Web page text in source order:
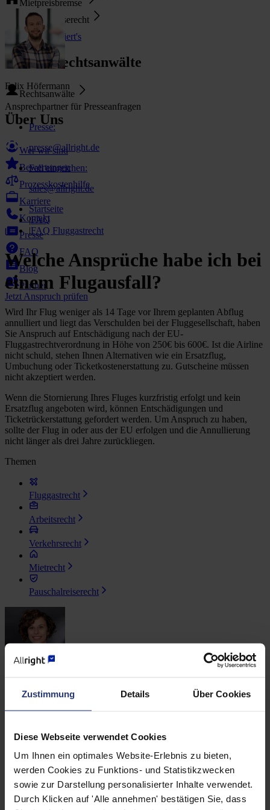
Zustimmung Details Über Cookies
Diese Webseite verwendet Cookies
Um Ihnen ein optimales Website-Erlebnis zu bieten,
werden Cookies zu Funktions- und Statistikzwecken
sowie zur Darstellung personalisierter Inhalte verwendet.
Durch Klicken auf 'Alle annehmen' bestätigen Sie, dass
Mietpreisbremse
Pauschalreiserecht
So funktioniert's
Unsere Rechtsanwälte
Rechtsanwälte
Über Uns
Wer wir sind
Bewertungen
Prozesskostenhilfe
Karriere
Kontakt
Presse
FAQ
Blog
Partner
Jetzt Anspruch prüfen
Felix Höfermann
Ansprechpartner für Presseanfragen
Presse:
presse@allright.de
Fall einreichen:
sales@allright.de
Startseite
|FAQ
|FAQ Fluggastrecht
Welche Ansprüche habe ich bei
einem Flugausfall?
Wird Ihr Flug weniger als 14 Tage vor Ihrem geplanten Abflug
annulliert und liegt das Verschulden bei der Fluggesellschaft, haben
Sie Anspruch auf Entschädigung nach der EU-
Fluggastrechtverordnung in Höhe von 250€ bis 600€. Ist die Airline
nicht schuld, stehen Ihnen Alternativen wie ein Ersatzflug,
Umbuchung oder Ticketkostenerstattung zu. Gutscheine müssen
nicht akzeptiert werden.
Wenn die Stornierung Ihres Fluges kurzfristig erfolgt und kein
Ersatzflug angeboten wird, können Entschädigungen und
Ticketrückerstattung gefordert werden. Um Anspruch zu haben,
sollte der Flug in oder aus der EU erfolgen und die Annullierung
nicht länger als drei Jahre zurückliegen.
Themen
Fluggastrecht
Arbeitsrecht
Verkehrsrecht
Mietrecht
Pauschalreiserecht
Felix Höfermann